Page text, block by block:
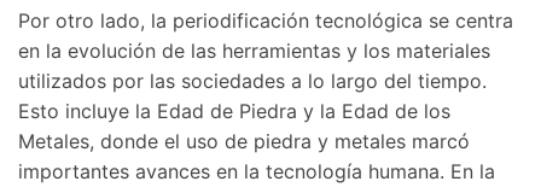
Por otro lado, la periodificación tecnológica se centra
en la evolución de las herramientas y los materiales
utilizados por las sociedades a lo largo del tiempo.
Esto incluye la Edad de Piedra y la Edad de los
Metales, donde el uso de piedra y metales marcó
importantes avances en la tecnología humana. En la